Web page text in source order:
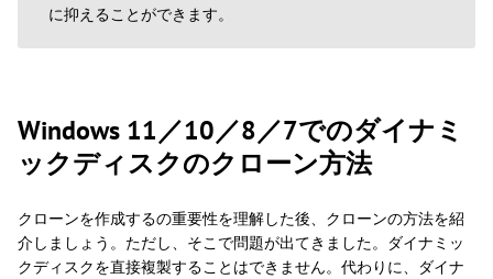
に抑えることができます。
Windows 11／10／8／7でのダイナミ
ックディスクのクローン方法
クローンを作成するの重要性を理解した後、クローンの方法を紹
介しましょう。ただし、そこで問題が出てきました。ダイナミッ
クディスクを直接複製することはできません。代わりに、ダイナ